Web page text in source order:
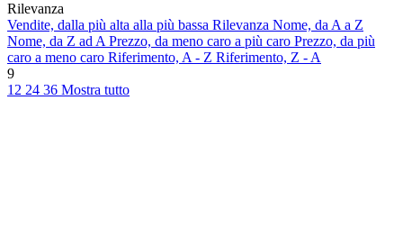
Rilevanza
Vendite, dalla più alta alla più bassa Rilevanza Nome, da A a Z
Nome, da Z ad APrezzo, da meno caro a più caro Prezzo, da più
caro a meno caro Riferimento, A - Z Riferimento, Z - A
9
12 24 36 Mostra tutto